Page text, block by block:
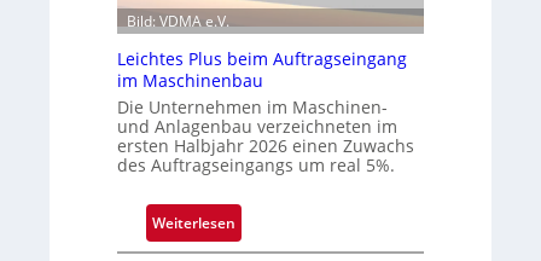
u
a
r
t
a
l
f
n
e
t
N
i
e
r
Bild: VDMA e.V.
Leichtes Plus beim Auftragseingang
im Maschinenbau
Die Unternehmen im Maschinen-
und Anlagenbau verzeichneten im
ersten Halbjahr 2026 einen Zuwachs
des Auftragseingangs um real 5%.
Weiterlesen
L